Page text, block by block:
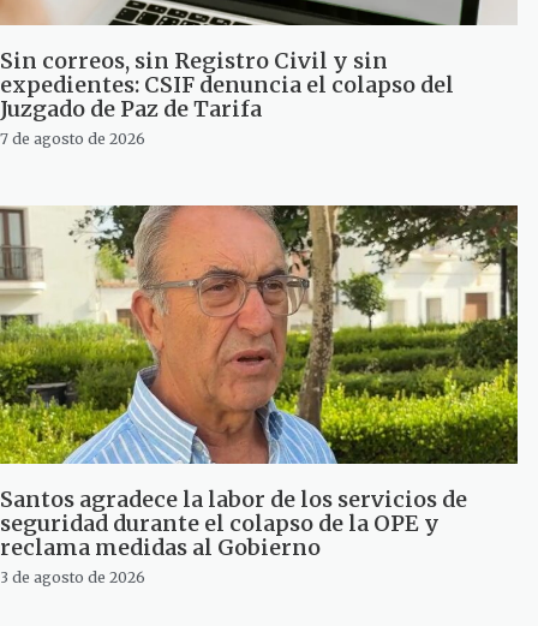
Sin correos, sin Registro Civil y sin
expedientes: CSIF denuncia el colapso del
Juzgado de Paz de Tarifa
7 de agosto de 2026
Santos agradece la labor de los servicios de
seguridad durante el colapso de la OPE y
reclama medidas al Gobierno
3 de agosto de 2026